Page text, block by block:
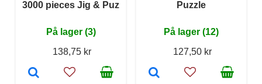
3000 pieces Jig & Puz
På lager (3)
138,75 kr
Puzzle
På lager (12)
127,50 kr